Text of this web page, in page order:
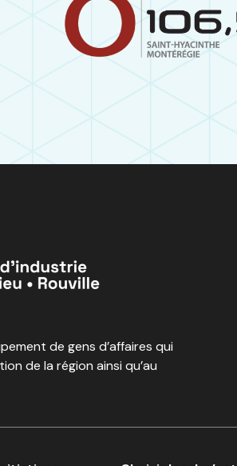
de gens d’affaires qui
de la région ainsi qu’au